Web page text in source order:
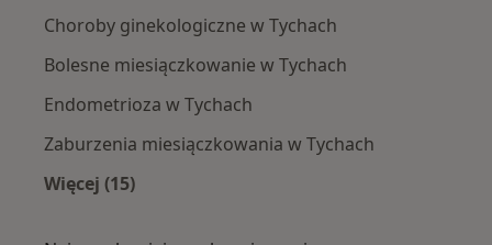
Choroby ginekologiczne w Tychach
Bolesne miesiączkowanie w Tychach
Endometrioza w Tychach
Zaburzenia miesiączkowania w Tychach
Więcej (15)